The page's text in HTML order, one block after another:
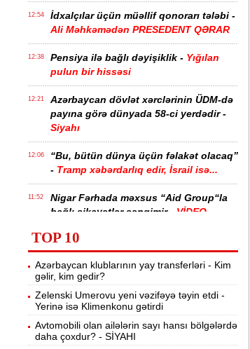
12:54
İdxalçılar üçün müəllif qonorarı tələbi -
Ali Məhkəmədən PRESEDENT QƏRAR
12:38 Pensiya ilə bağlı dəyişiklik - Yığılan
pulun bir hissəsi
12:21
Azərbaycan dövlət xərclərinin ÜDM-də
payına görə dünyada 58-ci yerdədir -
Siyahı
12:06
“Bu, bütün dünya üçün fəlakət olacaq”
- Tramp xəbərdarlıq edir, İsrail isə...
11:52
Nigar Fərhada məxsus “Aid Group“la
bağlı şikayətlər səngimir - VİDEO
11:36
Əhalimizin yarısı bu xəstəlikdən
əziyyət çəkir -Səbəb
11:19
Azərbaycanda işçi axtarılır -
Əməkhaqqı 10 min manatdır
11:04
Kartdan istədiyiniz qədər köçürmə edə
bilərsiniz -VİDEO
TOP 10
Azərbaycan klublarının yay transferləri - Kim
gəlir, kim gedir?
Zelenski Umerovu yeni vəzifəyə təyin etdi -
Yerinə isə Klimenkonu gətirdi
Avtomobili olan ailələrin sayı hansı bölgələrdə
daha çoxdur? - SİYAHI